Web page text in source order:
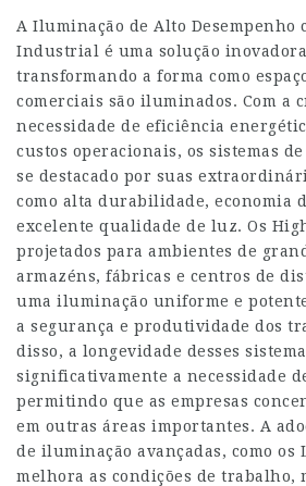
A Iluminação de Alto Desempenho
Industrial é uma solução
transformando a forma como
comerciais são iluminados. Com a
necessidade de eficiência
custos operacionais, os sistemas
se destacado por suas
como alta durabilidade, economia
excelente qualidade de luz. Os
projetados para ambientes de
armazéns, fábricas e centros de
uma iluminação uniforme e
a segurança e produtividade dos
disso, a longevidade desses
significativamente a necessidade
permitindo que as empresas
em outras áreas importantes. A
de iluminação avançadas, como os
melhora as condições de trabalho,